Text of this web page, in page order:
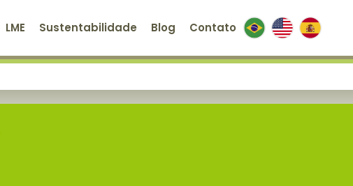
LME Sustentabilidade Blog Contato